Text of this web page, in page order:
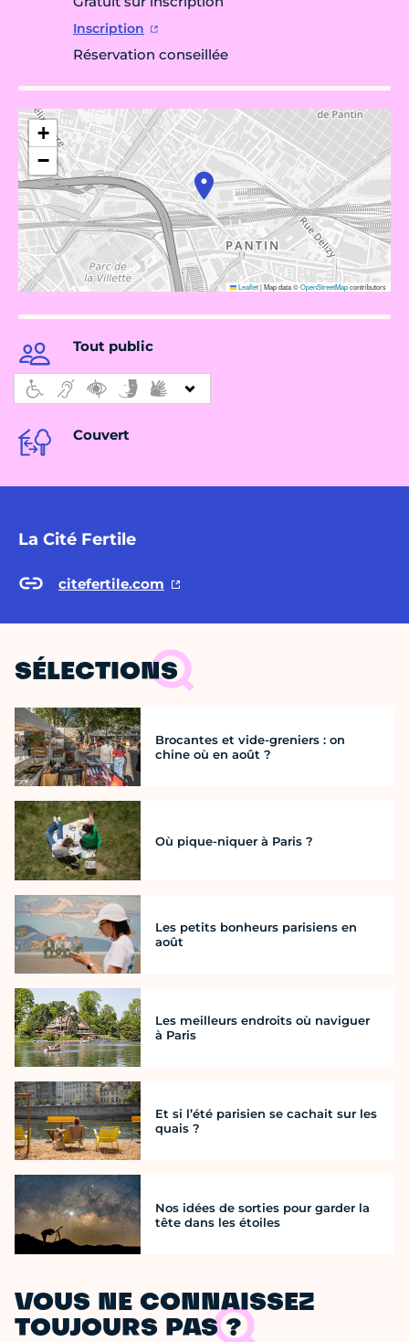
Inscription
Réservation conseillée
+
−
Leaflet|Map data ©OpenStreetMapcontributors
Tout public
Couvert
La Cité Fertile
citefertile.com
SÉLECTIONS
Brocantes et vide-greniers : on
chine où en août ?
Où pique-niquer à Paris ?
Les petits bonheurs parisiens en
août
Les meilleurs endroits où naviguer
à Paris
Et si l’été parisien se cachait sur les
quais ?
Nos idées de sorties pour garder la
tête dans les étoiles
VOUS NE CONNAISSEZ
TOUJOURS PAS ?